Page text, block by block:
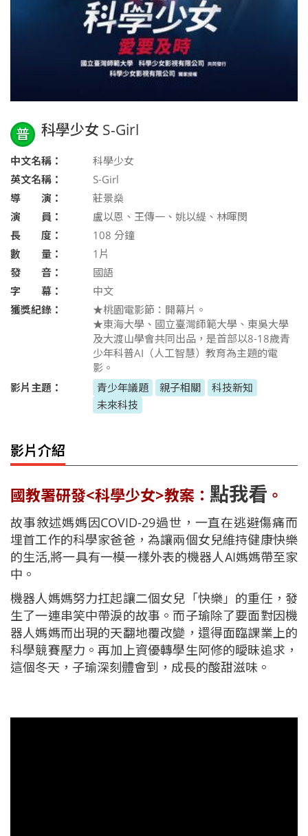
普 科學少女 S-Girl
中文名稱：
科學少女
英文名稱：
S-Girl
導 演：
莊景燊
演 員：
盧以恩、王傳一、姚以緹、林暉閔
長 度：
108 分鐘
數 量：
1片
發 音：
國語
字 幕：
中文
獲獎紀錄：
★桃園電影節：開幕片。
★東海大學、國立臺灣師範大學、東吳大學
及大渡山學會共同出品，是首部以8-18歲青
少年科普AI（人工智慧）教育為主題的電
影。
影片主題：
青少年議題 親子相關
科技新知
未來科技
影片介紹
國教署研發<科學少女>教案： 點我看 。
故事敘述媽媽因COVID-29過世，一直在逃避傷痛而
埋首工作的科學家爸爸，為讓兩個女兒維持健康快樂
的生活,將一具有一模一樣外表的機器人AI媽媽帶至家
中。
機器人媽媽努力扛起讓二個女兒「快樂」的重任，發
生了一連串笑中帶淚的故事。而子瑜除了要面對因機
器人媽媽而出現的天翻地覆改變，還得面臨課業上的
科學競賽壓力。再加上資優轉學生阿修的曖昧追求，
這個冬天，子瑜深刻體會到，成長的酸甜滋味。